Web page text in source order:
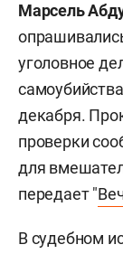
Марсель
уголовное
декабря.
проверки
для
передает "
В судебном